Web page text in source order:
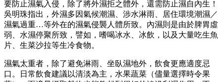
要防止濕氣入侵，除了將外濕拒之體外，還需防止濕自內生！
吳明珠指出，外濕多因氣候潮濕、涉水淋雨、居住環境潮濕／
濕氣過重…等外在的濕氣侵襲人體所致。內濕則是由於脾胃虛
弱、水濕停聚所致，譬如，嗜喝冰水、冰飲，以及大量吃生魚
片、生菜沙拉等生冷食物。
濕氣太重者，除了避免淋雨、坐臥濕地外，飲食更應適度忌
口。日常飲食建議以清淡為主，水果蔬菜（儘量選擇時令果